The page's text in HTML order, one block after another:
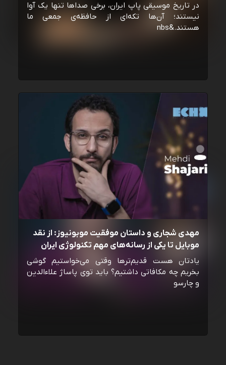
در تاریخ موسیقی پاپ ایران، برخی صداها تنها یک آوا
نیستند؛ آن‌ها تکه‌ای از حافظه‌ی جمعی ما
هستند.&nbs
مهدی شجاری و داستان موفقیت موبونیوز: از نقد
موبایل تا یکی از رسانه‌‌های مهم تکنولوژی ایران
یادتان هست قدیم‌ترها وقتی می‌خواستیم گوشی
بخریم چه مکافاتی داشتیم؟ باید توی پاساژ علاءالدین
و چارسو